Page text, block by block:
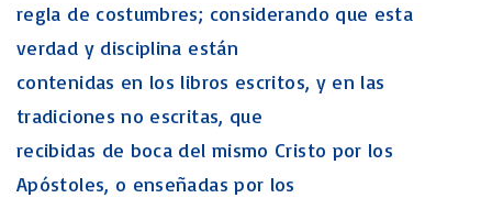
regla de costumbres; considerando que esta
verdad y disciplina están
contenidas en los libros escritos, y en las
tradiciones no escritas, que
recibidas de boca del mismo Cristo por los
Apóstoles, o enseñadas por los